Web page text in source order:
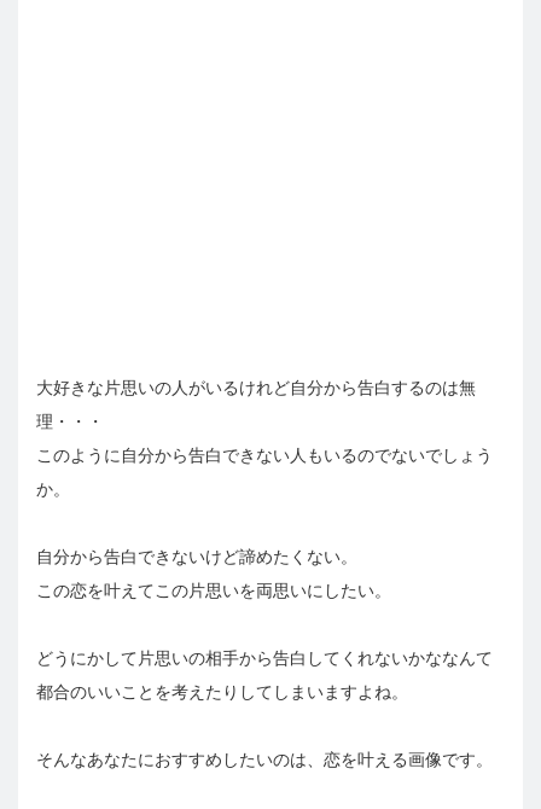
大好きな片思いの人がいるけれど自分から告白するのは無
理・・・
このように自分から告白できない人もいるのでないでしょう
か。
自分から告白できないけど諦めたくない。
この恋を叶えてこの片思いを両思いにしたい。
どうにかして片思いの相手から告白してくれないかななんて
都合のいいことを考えたりしてしまいますよね。
そんなあなたにおすすめしたいのは、恋を叶える画像です。